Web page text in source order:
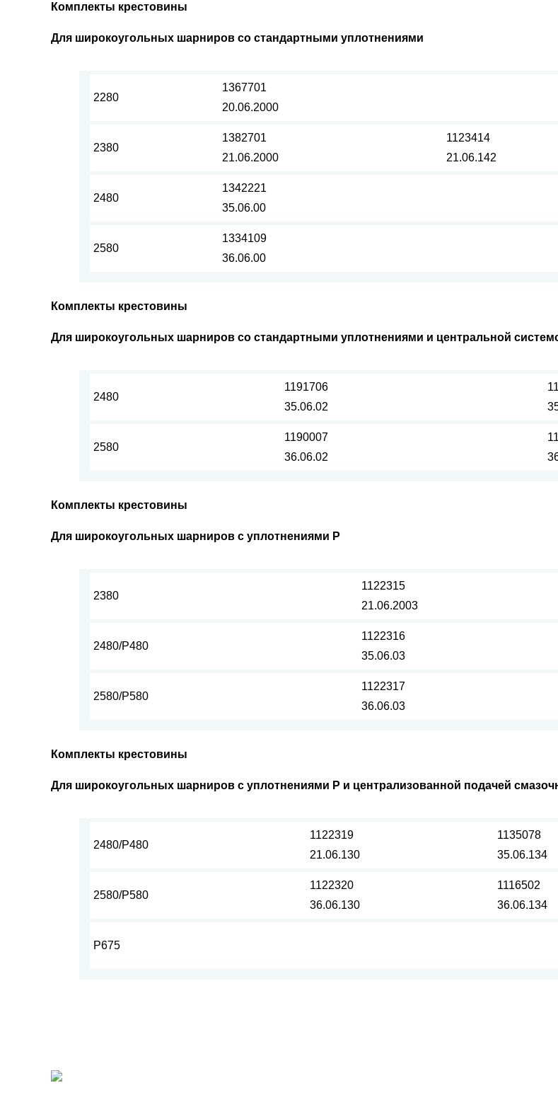
Комплекты крестовины
Для широкоугольных шарниров со стандартными уплотнениями
2280
1367701
20.06.2000
2380
1382701
21.06.2000
1123414
21.06.142
2480
1342221
35.06.00
2580
1334109
36.06.00
Комплекты крестовины
Для широкоугольных шарниров со стандартными уплотнениями и центральной
2480
1191706
35.06.02
2580
1190007
36.06.02
Комплекты крестовины
Для широкоугольных шарниров с уплотнениями Р
2380
1122315
21.06.2003
2480/Р480
1122316
35.06.03
2580/Р580
1122317
36.06.03
Комплекты крестовины
Для широкоугольных шарниров с уплотнениями Р и централизованной подачей
2480/Р480
1122319
21.06.130
1135078
35.06.134
2580/Р580
1122320
36.06.130
1116502
36.06.134
Р675